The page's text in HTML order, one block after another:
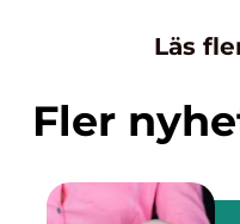
Läs
Fler